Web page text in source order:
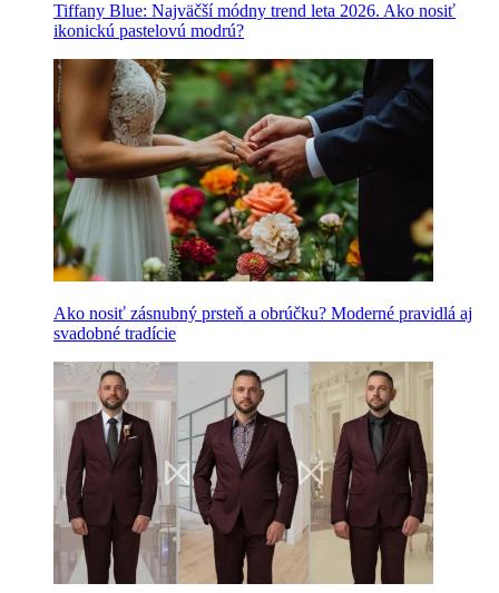
Tiffany Blue: Najväčší módny trend leta 2026. Ako nosiť
ikonickú pastelovú modrú?
Ako nosiť zásnubný prsteň a obrúčku? Moderné pravidlá aj
svadobné tradície